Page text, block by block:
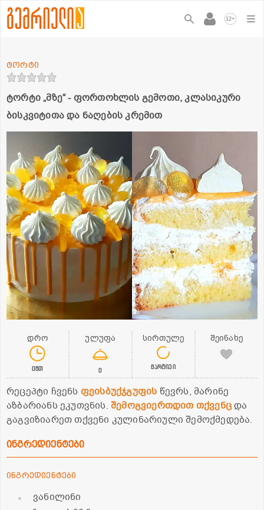
12+
ტორტი „მზე“ - ფორთოხლის გემოთი, კლასიკური
ბისკვიტითა და ნაღების კრემით
ტორტი
დრო
0წთ
ულუფა
0
სირთულე
მარტივი
შეინახე
რეცეპტი ჩვენს ფეისბუქჯგუფის წევრს, მარინე
აზბარიანს ეკუთვნის. შემოგვიერთდით თქვენცდა
გაგვიზიარეთ თქვენი კულინარიული შემოქმედება.
ინგრედიენტები
ინგრედიენტები
ვანილინი